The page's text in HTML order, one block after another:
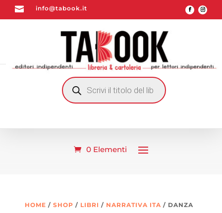
 info@tabook.it
RICERCA
PRODOTTI
0 Elementi
HOME / SHOP / LIBRI / NARRATIVA ITA / DANZA